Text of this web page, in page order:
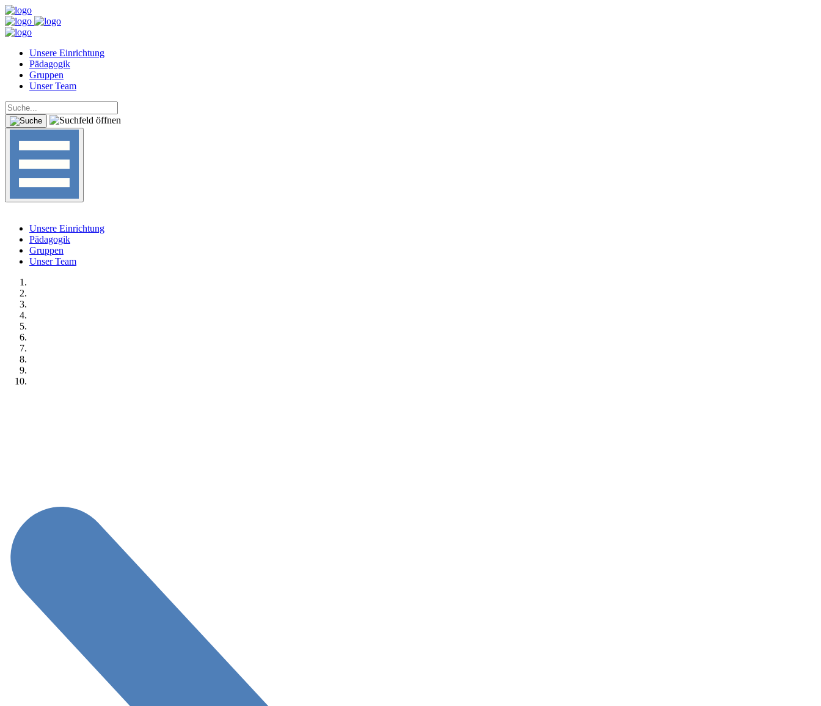
Unsere Einrichtung
Pädagogik
Gruppen
Unser Team
Unsere Einrichtung
Pädagogik
Gruppen
Unser Team